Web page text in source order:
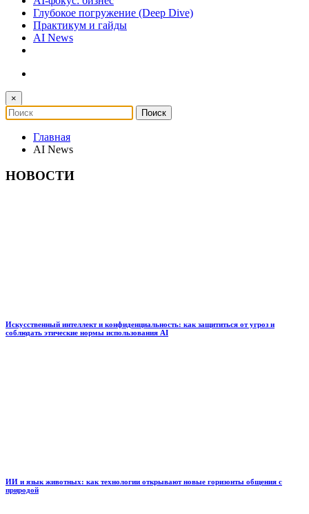
Глубокое погружение (Deep Dive)
Практикум и гайды
AI News
×
Главная
AI News
НОВОСТИ
Искусственный интеллект и конфиденциальность: как защититься от угроз и
соблюдать этические нормы использования AI
ИИ и язык животных: как технологии открывают новые горизонты общения с
природой